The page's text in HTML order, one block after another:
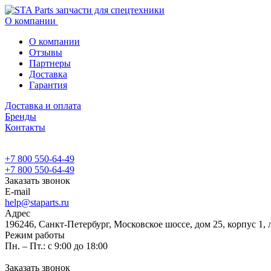
О компании
О компании
Отзывы
Партнеры
Доставка
Гарантия
Доставка и оплата
Бренды
Контакты
+7 800 550-64-49
+7 800 550-64-49
Заказать звонок
E-mail
help@staparts.ru
Адрес
196246, Санкт-Петербург, Московское шоссе, дом 25, корпус 1,
Режим работы
Пн. – Пт.: с 9:00 до 18:00
Заказать звонок